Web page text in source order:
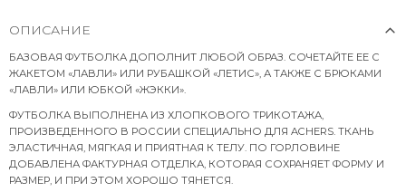
ОПИСАНИЕ
БАЗОВАЯ ФУТБОЛКА ДОПОЛНИТ ЛЮБОЙ ОБРАЗ. СОЧЕТАЙТЕ ЕЕ С
ЖАКЕТОМ «ЛАВЛИ» ИЛИ РУБАШКОЙ «ЛЕТИС», А ТАКЖЕ С БРЮКАМИ
«ЛАВЛИ» ИЛИ ЮБКОЙ «ЖЭККИ».
ФУТБОЛКА ВЫПОЛНЕНА ИЗ ХЛОПКОВОГО ТРИКОТАЖА,
ПРОИЗВЕДЕННОГО В РОССИИ СПЕЦИАЛЬНО ДЛЯ ACHERS. ТКАНЬ
ЭЛАСТИЧНАЯ, МЯГКАЯ И ПРИЯТНАЯ К ТЕЛУ. ПО ГОРЛОВИНЕ
ДОБАВЛЕНА ФАКТУРНАЯ ОТДЕЛКА, КОТОРАЯ СОХРАНЯЕТ ФОРМУ И
РАЗМЕР, И ПРИ ЭТОМ ХОРОШО ТЯНЕТСЯ.